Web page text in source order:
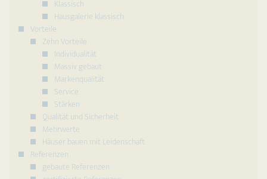
Klassisch
Hausgalerie klassisch
Vorteile
Zehn Vorteile
Individualität
Massiv gebaut
Markenqualität
Service
Stärken
Qualität und Sicherheit
Mehrwerte
Häuser bauen mit Leidenschaft
Referenzen
gebaute Referenzen